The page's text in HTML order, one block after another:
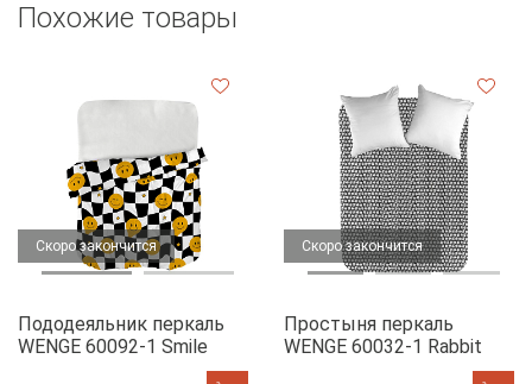
Похожие товары
Скоро закончится
Пододеяльник перкаль
WENGE 60092-1 Smile
Скоро закончится
Простыня перкаль
WENGE 60032-1 Rabbit